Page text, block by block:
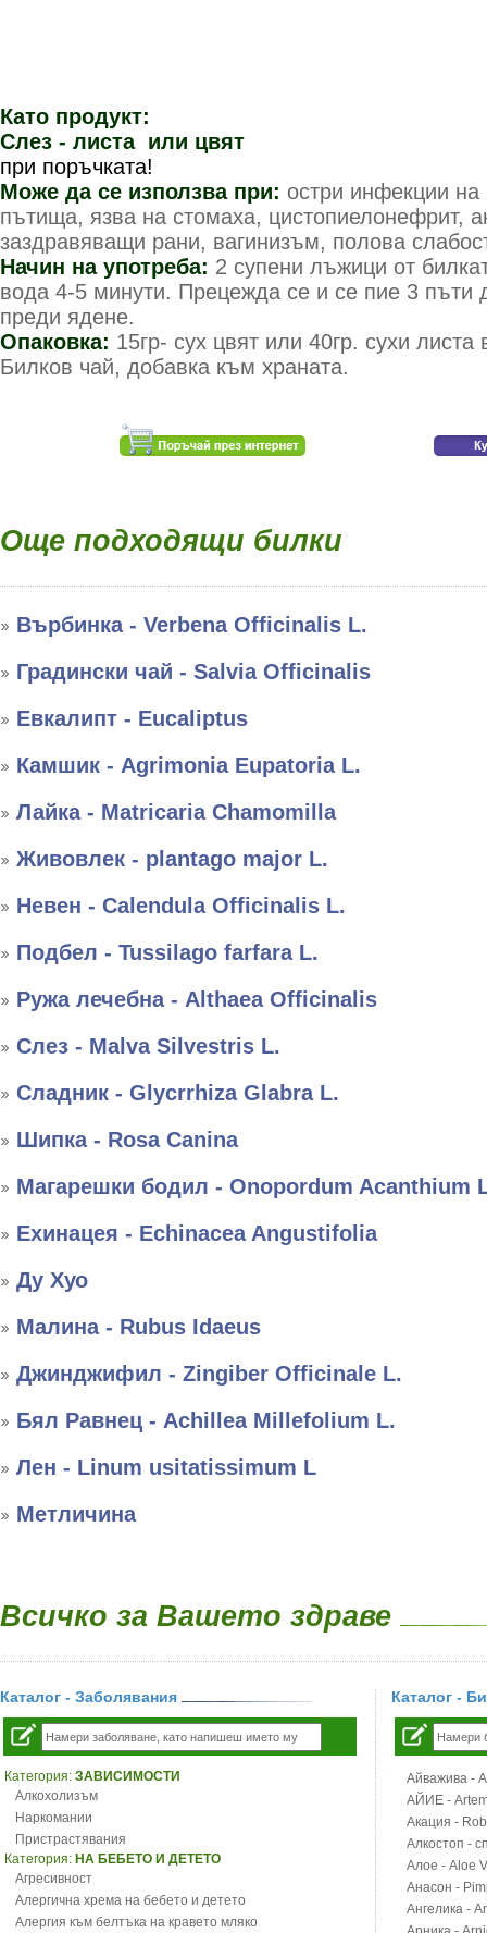
Като продукт:
Слез - листа или цвят
при поръчката!
Може да се използва при: остри инфекции на
пътища, язва на стомаха, цистопиелонефрит,
заздравяващи рани, вагинизъм, полова
Начин на употреба: 2 супени лъжици от
вода 4-5 минути. Прецежда се и се пие 3 пъти
преди ядене.
Опаковка: 15гр- сух цвят или 40гр. сухи
Билков чай, добавка към храната.
Още подходящи билки
Върбинка - Verbena Officinalis L.
Градински чай - Salvia Officinalis
Евкалипт - Eucaliptus
Камшик - Agrimonia Eupatoria L.
Лайка - Matricaria Chamomilla
Живовлек - plantago major L.
Невен - Calendula Officinalis L.
Подбел - Tussilago farfara L.
Ружа лечебна - Althaea Officinalis
Слез - Malva Silvestris L.
Сладник - Glycrrhiza Glabra L.
Шипка - Rosa Canina
Магарешки бодил - Onopordum Acanthium
Ехинацея - Echinacea Angustifolia
Ду Хуо
Малина - Rubus Idaeus
Джинджифил - Zingiber Officinale L.
Бял Равнец - Achillea Millefolium L.
Лен - Linum usitatissimum L
Метличина
Всичко за Вашето здраве
Каталог - Заболявания
Категория: ЗАВИСИМОСТИ
Алкохолизъм
Наркомании
Пристрастявания
Категория: НА БЕБЕТО И ДЕТЕТО
Агресивност
Алергична хрема на бебето и детето
Алергия към белтъка на кравето мляко
Каталог -
Айважива -
АЙИЕ -
Акация -
Алкостоп -
Алое - Aloe
Анасон -
Ангелика -